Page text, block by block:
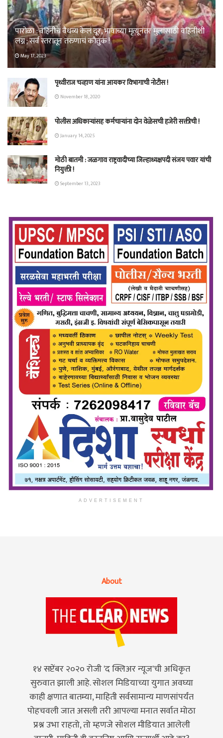
पारोळा : वहिनीचं वैधव्य केलं दूर, भावाच्या मृत्यूनंतर मुलांसाठी वहिनीशी
लग्न ; सर्व स्तरातून तरुणाचं कौतुक !
May 17, 2023
पृथ्वीराज चव्हाण यांना आयकर विभागाची नोटीस !
November 18, 2020
पोलीस अधिकाऱ्यांसह कर्मचाऱ्यांना दोन वेळेसची हजेरी सक्तीची !
January 14, 2025
मोठी बातमी : जळगाव राष्ट्रवादीच्या जिल्हाध्यक्षपदी संजय पवार यांची
नियुक्ती !
September 13, 2023
ADVERTISEMENT
About
१४ सप्टेंबर २०२० रोजी 'द क्लिअर न्यूज'ची अधिकृत
सुरुवात झाली आहे. सोशल मिडियाच्या युगात अवघ्या
काही क्षणात बातम्या, माहिती सर्वसामान्य माणसांपर्यंत
पोहचवली जात असली तरी आपल्या मनात सर्वात मोठा
प्रश्न उभा राहतो, तो म्हणजे सोशल मीडियात आलेली